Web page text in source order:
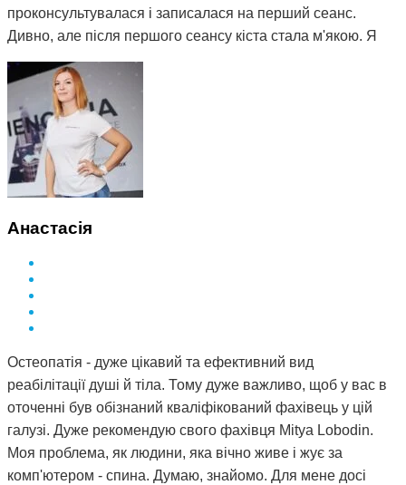
проконсультувалася і записалася на перший сеанс.
Дивно, але після першого сеансу кіста стала м'якою. Я
почала відвідувати сеанси за призначенням Дмитра і
через 3 місяці вона повністю розсмокталася. Як це
працює, взагалі не розумію. Те, чого ліки не змогли
зробити за півтора року, зміг зробити Дмитро і за такий
невеликий термін. Лікар у поліклініці сказав, що мені
просто пощастило і я на досвідченого фахівця
натрапила. А ще кажуть, що здоров'я за гроші не купиш.
Анастасія
Остеопатія - дуже цікавий та ефективний вид
реабілітації душі й тіла. Тому дуже важливо, щоб у вас в
оточенні був обізнаний кваліфікований фахівець у цій
галузі. Дуже рекомендую свого фахівця Mitya Lobodin.
Моя проблема, як людини, яка вічно живе і жує за
комп'ютером - спина. Думаю, знайомо. Для мене досі